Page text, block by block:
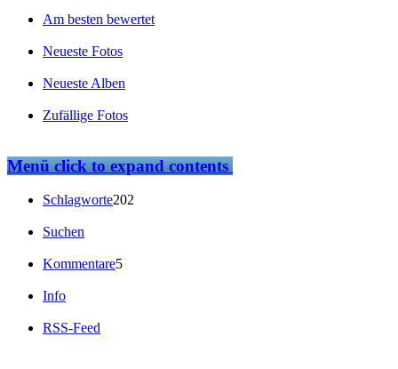
Am besten bewertet
Neueste Fotos
Neueste Alben
Zufällige Fotos
Menüclick to expand contents
Schlagworte202
Suchen
Kommentare5
Info
RSS-Feed